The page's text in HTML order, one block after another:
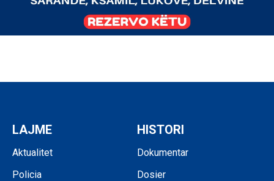
LAJME
Aktualitet
Policia
HISTORI
Dokumentar
Dosier